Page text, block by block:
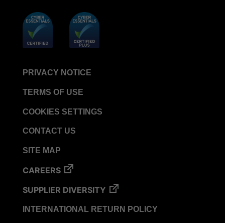
PRIVACY NOTICE
TERMS OF USE
COOKIES SETTINGS
CONTACT US
SITE MAP
CAREERS
SUPPLIER DIVERSITY
INTERNATIONAL RETURN POLICY